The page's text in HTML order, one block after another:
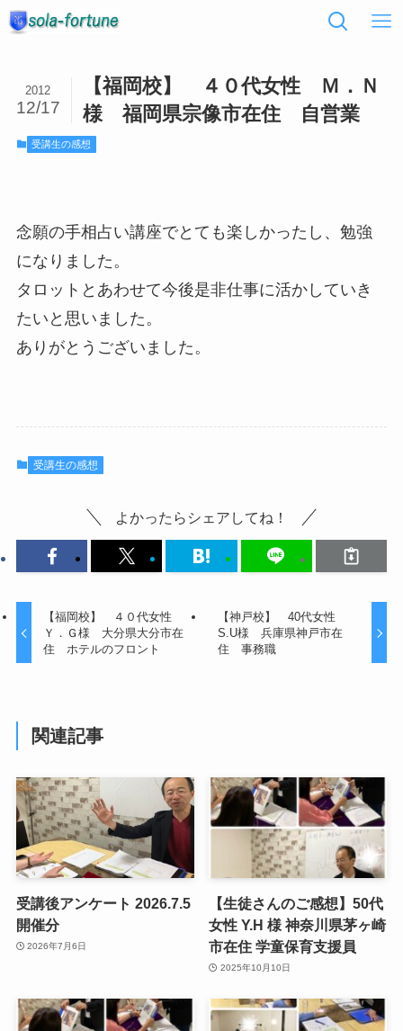
【福岡校】 ４０代女性 Ｍ．Ｎ
様 福岡県宗像市在住 自営業
2012
12/17
受講生の感想
念願の手相占い講座でとても楽しかったし、勉強
になりました。
タロットとあわせて今後是非仕事に活かしていき
たいと思いました。
ありがとうございました。
受講生の感想
よかったらシェアしてね！
【福岡校】 ４０代女性
Ｙ．Ｇ様 大分県大分市在
住 ホテルのフロント
【神戸校】 40代女性
S.U様 兵庫県神戸市在
住 事務職
関連記事
受講後アンケート 2026.7.5
開催分
2026年7月6日
【生徒さんのご感想】50代
女性 Y.H 様 神奈川県茅ヶ崎
市在住 学童保育支援員
2025年10月10日